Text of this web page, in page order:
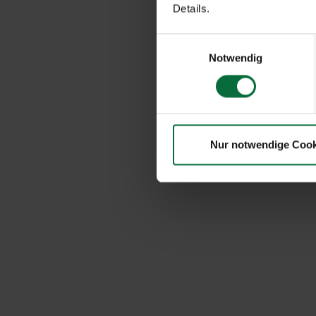
Details.
Notwendig
Nur notwendige